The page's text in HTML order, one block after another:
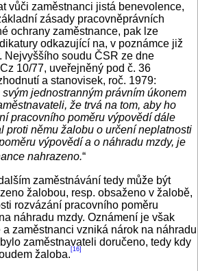
vůči zaměstnanci jistá benevolence,
zásady pracovněprávních
ochrany zaměstnance, pak lze
odkazující na, v poznámce již
Nejvyššího soudu ČSR ze dne
10/77, uveřejněný pod č. 36
a stanovisek, roč. 1979:
jednostranným právním úkonem
že trvá na tom, aby ho
pracovního poměru výpovědí dále
proti němu žalobu o určení neplatnosti
výpovědí a o náhradu mzdy, je
nahrazeno.“
zaměstnávání tedy může být
žalobou, resp. obsaženo v žalobě,
rozvázání pracovního poměru
náhradu mzdy. Oznámení je však
zaměstnanci vzniká nárok na náhradu
zaměstnavateli doručeno, tedy kdy
žaloba. [16]